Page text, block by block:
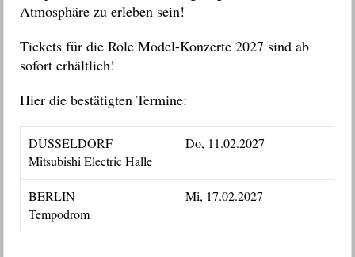
Atmosphäre zu erleben sein!
Tickets für die Role Model-Konzerte 2027 sind ab
sofort erhältlich!
Hier die bestätigten Termine:
DÜSSELDORF
Mitsubishi Electric Halle
Do, 11.02.2027
BERLIN
Tempodrom
Mi, 17.02.2027